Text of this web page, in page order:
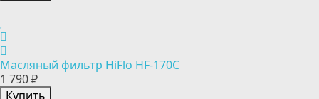
Масляный фильтр HiFlo HF-170C
1 790 ₽
Купить